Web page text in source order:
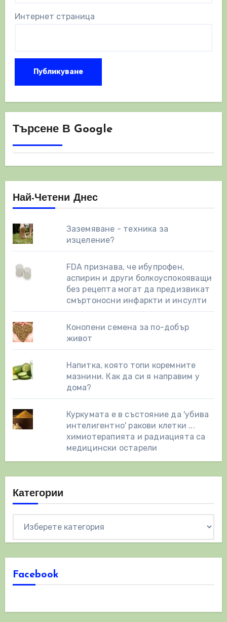
Интернет страница
Търсене В Google
Най-Четени Днес
Заземяване - техника за
изцеление?
FDA признава, че ибупрофен,
аспирин и други болкоуспокояващи
без рецепта могат да предизвикат
смъртоносни инфаркти и инсулти
Конопени семена за по-добър
живот
Напитка, която топи коремните
мазнини. Как да си я направим у
дома?
Куркумата е в състояние да 'убива
интелигентно' ракови клетки ...
химиотерапията и радиацията са
медицински остарели
Категории
Facebook